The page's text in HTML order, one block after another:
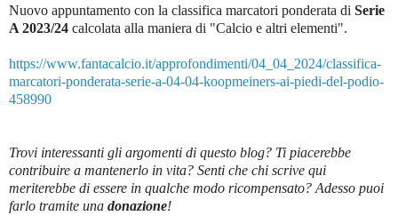
Nuovo appuntamento con la classifica marcatori ponderata di Serie
A 2023/24 calcolata alla maniera di "Calcio e altri elementi".
https://www.fantacalcio.it/approfondimenti/04_04_2024/classifica-
marcatori-ponderata-serie-a-04-04-koopmeiners-ai-piedi-del-podio-
458990
Trovi interessanti gli argomenti di questo blog? Ti piacerebbe
contribuire a mantenerlo in vita? Senti che chi scrive qui
meriterebbe di essere in qualche modo ricompensato? Adesso puoi
farlo tramite una donazione!